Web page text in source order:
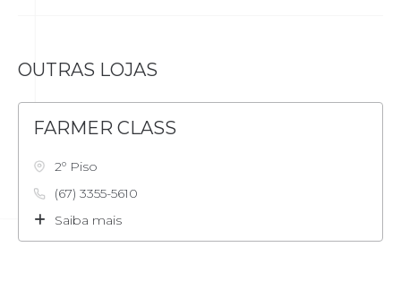
OUTRAS LOJAS
FARMER CLASS
2º Piso
(67) 3355-5610
Saiba mais